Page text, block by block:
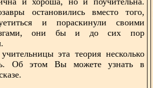
остановились вместо того,
и пораскинули своими
они бы и до сих пор
эта теория несколько
Об этом Вы можете узнать в